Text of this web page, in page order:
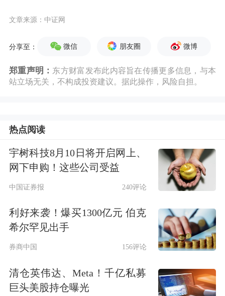
文章来源：中证网
分享至： 微信 朋友圈 微博
郑重声明： 东方财富发布此内容旨在传播更多信息，与本
站立场无关，不构成投资建议。据此操作，风险自担。
热点阅读
宇树科技8月10日将开启网上、
网下申购！这些公司受益
中国证券报 240评论
利好来袭！爆买1300亿元 伯克
希尔罕见出手
券商中国 156评论
清仓英伟达、Meta！千亿私募
巨头美股持仓曝光